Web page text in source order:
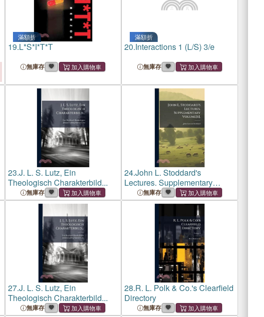
滿額折
19.L*S*I*T*T
無庫存
滿額折
20.Interactions 1 (L/S) 3/e
無庫存
23.J. L. S. Lutz, Ein
Theologisch Charakterbild...
無庫存
24.John L. Stoddard's
Lectures. Supplementary
Volume[s].
無庫存
27.J. L. S. Lutz, Ein
Theologisch Charakterbild...
無庫存
28.R. L. Polk & Co.'s Clearfield
Directory
無庫存